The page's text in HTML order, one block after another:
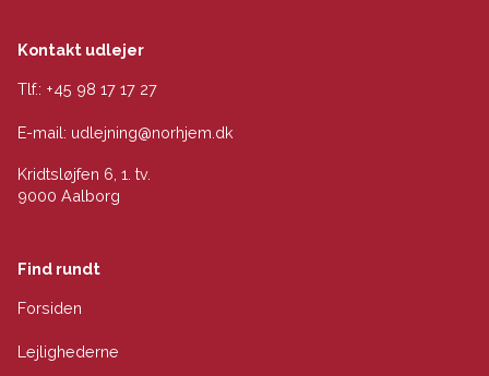
Kontakt udlejer
Tlf.: +45 98 17 17 27
E-mail: udlejning@norhjem.dk
Kridtsløjfen 6, 1. tv.
9000 Aalborg
Find rundt
Forsiden
Lejlighederne